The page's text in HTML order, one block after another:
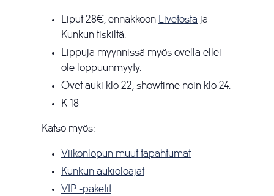
Liput 28€, ennakkoon Livetosta ja
Kunkun tiskiltä.
Lippuja myynnissä myös ovella ellei
ole loppuunmyyty.
Ovet auki klo 22, showtime noin klo 24.
K-18
Katso myös:
Viikonlopun muut tapahtumat
Kunkun aukioloajat
VIP -paketit